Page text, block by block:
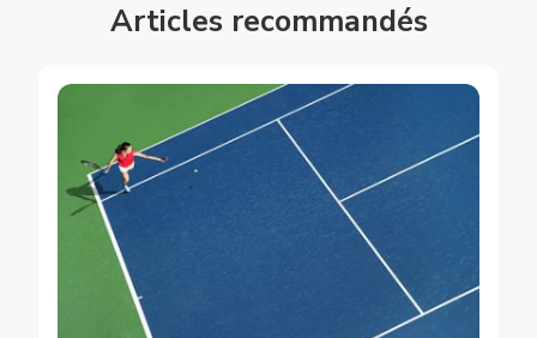
Articles recommandés